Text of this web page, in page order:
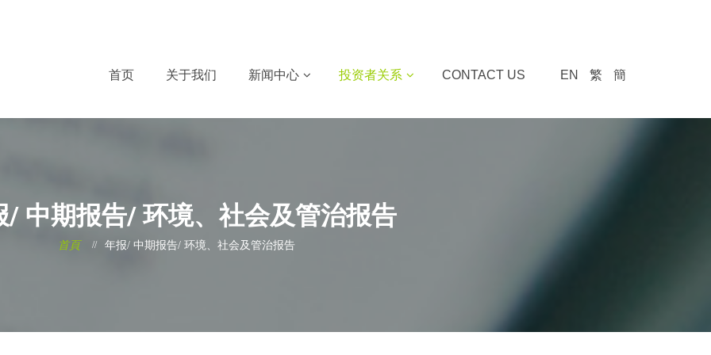
首页 关于我们 新闻中心 投资者关系 CONTACT US EN 繁 簡
/ 中期报告/ 环境、社会及管治报告
首頁 年报/ 中期报告/ 环境、社会及管治报告